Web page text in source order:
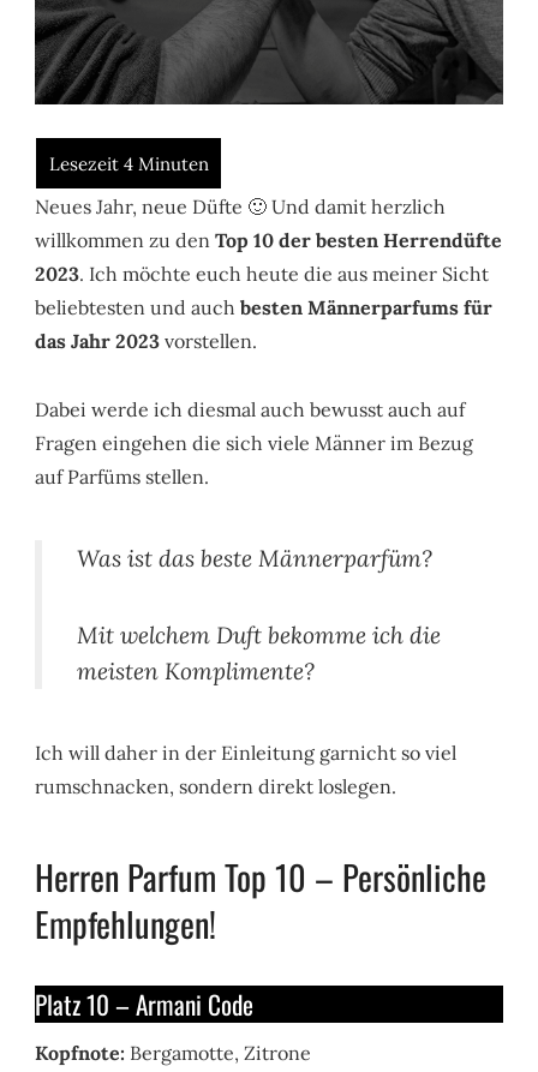
Neues Jahr, neue Düfte 🙂 Und damit herzlich
willkommen zu denTop 10 der besten Herrendüfte
2023. Ich möchte euch heute die aus meiner Sicht
beliebtesten und auchbesten Männerparfums für
das Jahr 2023 vorstellen.
Dabei werde ich diesmal auch bewusst auch auf
Fragen eingehen die sich viele Männer im Bezug
auf Parfüms stellen.
Was ist das beste Männerparfüm?
Mit welchem Duft bekomme ich die
meisten Komplimente?
Ich will daher in der Einleitung garnicht so viel
rumschnacken, sondern direkt loslegen.
Herren Parfum Top 10 – Persönliche
Empfehlungen!
Platz 10 – Armani Code
Kopfnote: Bergamotte, Zitrone